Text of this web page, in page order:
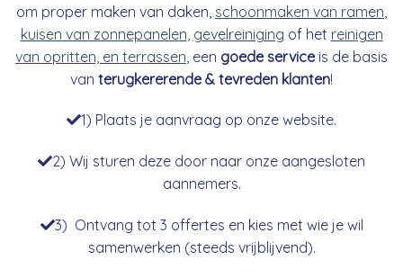
om proper maken van daken, schoonmaken van ramen
kuisen van zonnepanelen gevelreiniging of het reinigen
van opritten, en terrassen , een goede serviceis de basis
van terugkererende & tevreden klanten!
1) Plaats je aanvraag op onze website.
2) Wij sturen deze door naar onze aangesloten
aannemers.
3) Ontvang tot 3 offertes en kies met wie je wil
samenwerken (steeds vrijblijvend).